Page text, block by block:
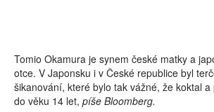
Tomio Okamura je synem české matky a
otce. V Japonsku i v České republice byl
šikanování, které bylo tak vážné, že koktal
do věku 14 let, píše Bloomberg.